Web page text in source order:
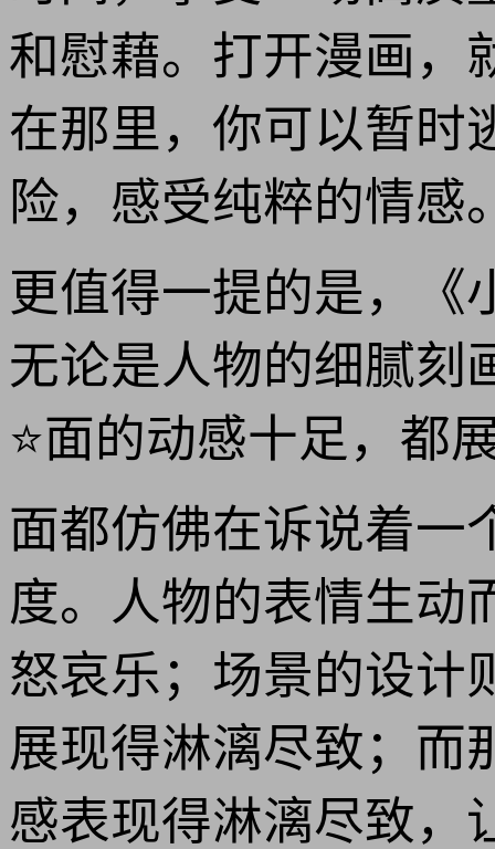
和慰藉。打开漫画，
在那里，你可以暂时
险，感受纯粹的情感
更值得一提的是，《
无论是人物的细腻刻
⭐面的动感十足，都
面都仿佛在诉说着一
度。人物的表情生动
怒哀乐；场景的设计
展现得淋漓尽致；而
感表现得淋漓尽致，